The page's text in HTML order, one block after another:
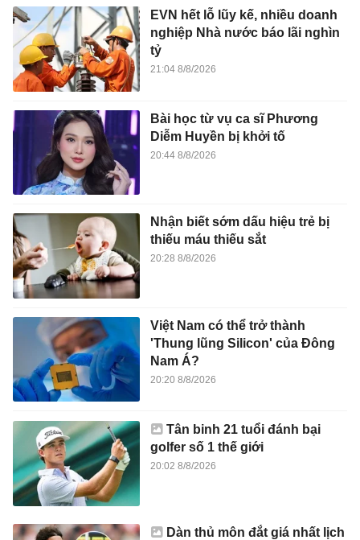
EVN hết lỗ lũy kế, nhiều doanh
nghiệp Nhà nước báo lãi nghìn
tỷ
21:04 8/8/2026
Bài học từ vụ ca sĩ Phương
Diễm Huyền bị khởi tố
20:44 8/8/2026
Nhận biết sớm dấu hiệu trẻ bị
thiếu máu thiếu sắt
20:28 8/8/2026
Việt Nam có thể trở thành
'Thung lũng Silicon' của Đông
Nam Á?
20:20 8/8/2026
Tân binh 21 tuổi đánh bại
golfer số 1 thế giới
20:02 8/8/2026
Dàn thủ môn đắt giá nhất lịch